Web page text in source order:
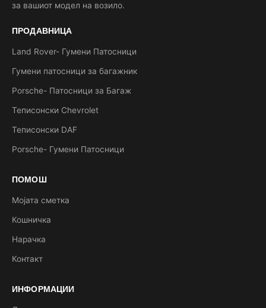
за вашиот модел на возило.
ПРОДАВНИЦА
Land Rover- Гумени Патосници
Гумени патосници за багажник
Porsche- Патосници за Багаж
Теписонски Chevrolet
Теписонски DAF
Porsche- Гумени Патосници
ПОМОШ
Мојата сметка
Кошничка
Нарачка
Контакт
ИНФОРМАЦИИ